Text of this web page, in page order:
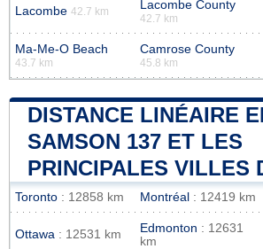
Lacombe 42.7 km Lacombe County
42.7 km
Ma-Me-O Beach
43.7 km
Camrose County
45.8 km
DISTANCE LINÉAIRE
SAMSON 137 ET LES
PRINCIPALES VILLES
Toronto : 12858 km Montréal : 12419 km
Ottawa : 12531 km Edmonton : 12631
km